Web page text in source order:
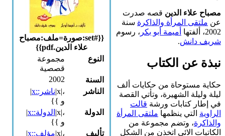
{{#set:صورة=ملف:مصباح
علاء الدين.pdf}}
النوع
مجموعة
قصصية
السنة
2002
الناشر
،|x| ناشر::x |
و }}
الدولة
،|x| الدولة::x |
و }}
تأليف
،|x| مؤلف::x |
مصباح علاء الدين قصه صدرت
عن ملتقى المرأة والذاكرة سنة
2002، ألفتها
أميمة أبو بكر ، رسوم
شريف دانش.
نبذة عن الكتاب
حكاية مستوحاة من حكايات ألف
ليلة وليلة الشهيرة، وتأتي القصة
في إطار كتابات ورشة قالت
الراوية التي ينظمها ملتقى المرأة
والذاكرة، وتضم مجموعة من
الكاتبات الائي اتخذن من الشكل